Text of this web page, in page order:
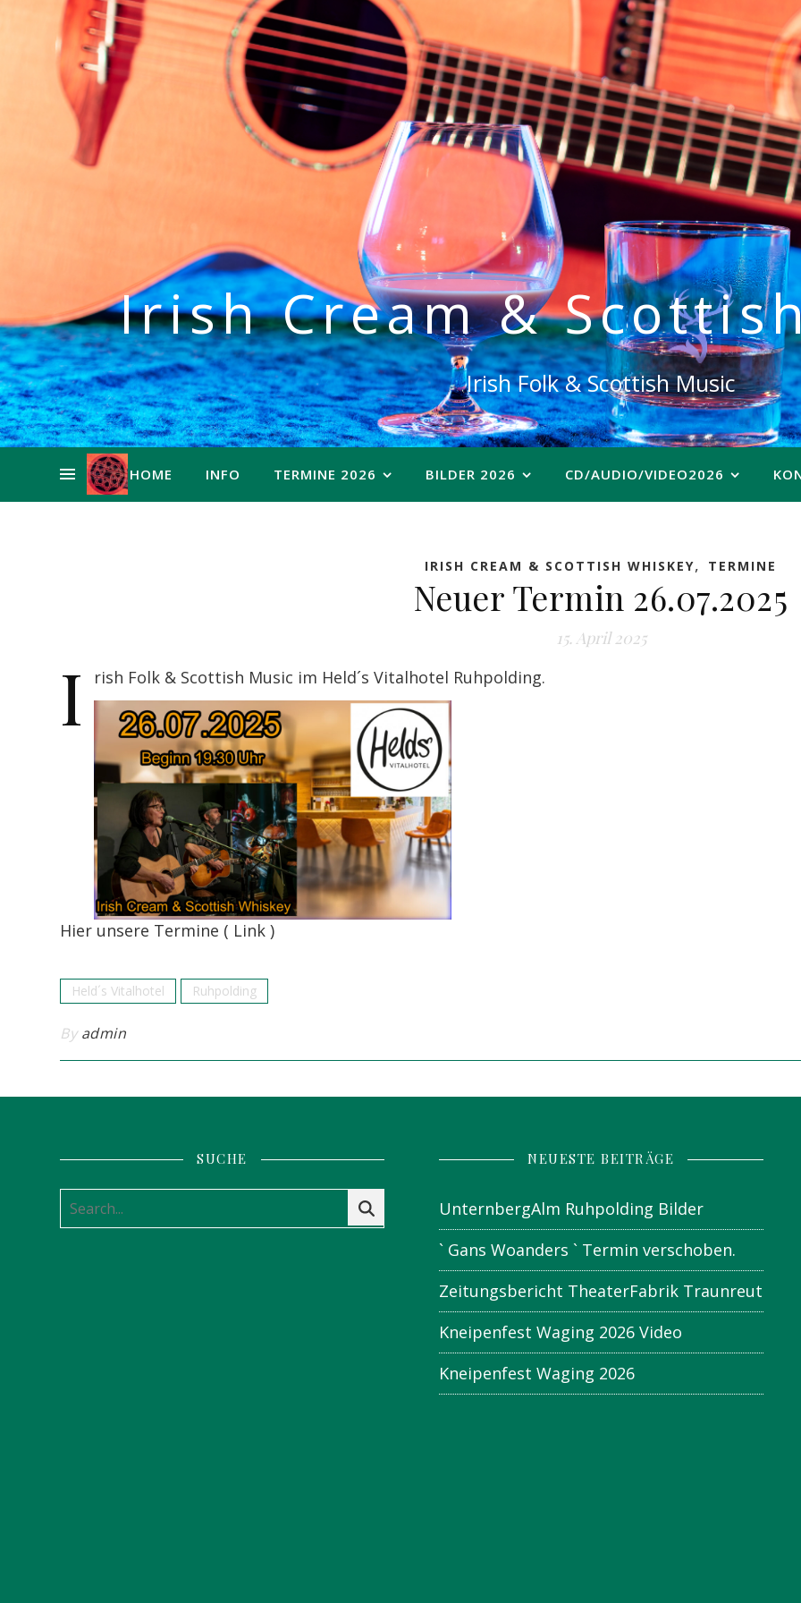
Irish Cream &
Irish Folk & Scottish Music
HOME INFO TERMINE 2026 BILDER 2026 CD/AUDIO/VIDEO2026
IRISH CREAM & SCOTTISH WHISKEY, TERMINE
Neuer Termin 26.07.2025
15. April 2025
I rish Folk & Scottish Music im Held´s Vitalhotel Ruhpolding.
Hier unsere Termine ( Link )
Held´s Vitalhotel Ruhpolding
By admin
SUCHE NEUESTE BEITRÄGE
UnternbergAlm Ruhpolding Bilder
` Gans Woanders ` Termin verschoben.
Zeitungsbericht TheaterFabrik Traunreut
Kneipenfest Waging 2026 Video
Kneipenfest Waging 2026